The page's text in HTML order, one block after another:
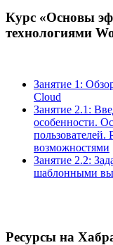
Курс «Основы
технологиями
Занятие 1:
Cloud
Занятие 2.1:
особенности.
пользователей.
возможностями
Занятие 2.2:
шаблонными
Ресурсы на